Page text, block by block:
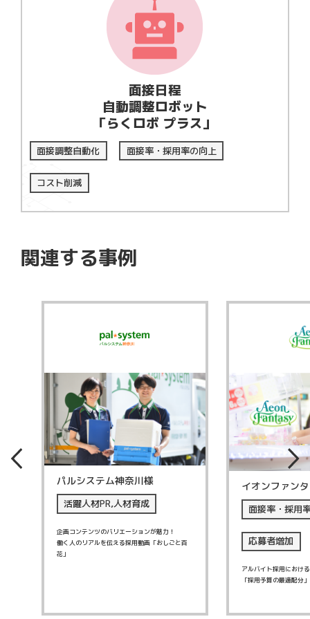
面接日程
自動調整ロボット
「らくロボ プラス」
面接調整自動化 面接率・採用率の向上
コスト削減
関連する事例
パルシステム神奈川様
活躍人材PR,人材育成
企画コンテンツのバリエーションが魅力！
働く人のリアルを伝える採用動画「おしごと百
花」
イオンファン
面接率・採用
応募者増加
アルバイト採用におけ
「採用予算の最適配分